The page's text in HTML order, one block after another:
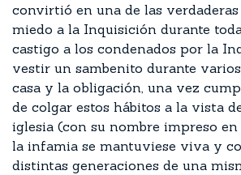
convirtió en una de las verdaderas
miedo a la Inquisición durante
castigo a los condenados por la
vestir un sambenito durante
casa y la obligación, una vez
de colgar estos hábitos a la vista
iglesia (con su nombre impreso
la infamia se mantuviese viva y
distintas generaciones de una